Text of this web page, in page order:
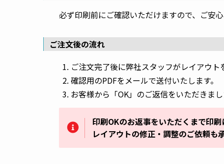
必ず印刷前にご確認いただけますので、ご安心
ご注文後の流れ
ご注文完了後に弊社スタッフがレイアウト
確認用のPDFをメールで送付いたします。
お客様から「OK」のご返信をいただきまし
印刷OKのお返事をいただくまで印
レイアウトの修正・調整のご依頼も